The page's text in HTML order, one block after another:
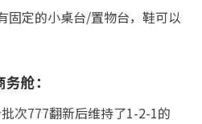
固定的小桌台/置物台，鞋可以
舱：
次777翻新后维持了1-2-1的